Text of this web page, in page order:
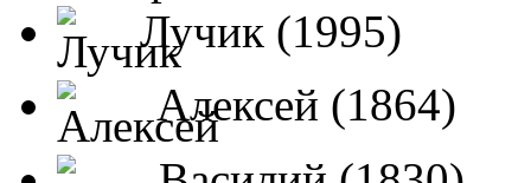
Лучик (1995)
Алексей (1864)